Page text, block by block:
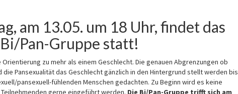
am 13.05. um 18 Uhr, findet das
Pan-Gruppe statt!
zu mehr als einem Geschlecht. Die genauen Abgrenzungen ob
Pansexualität das Geschlecht gänzlich in den Hintergrund stellt werden bis
pansexuell-fühlenden Menschen gedachten. Zu Beginn wird es keine
gerne eingeführt werden. Die Bi/Pan-Gruppe trifft sich am